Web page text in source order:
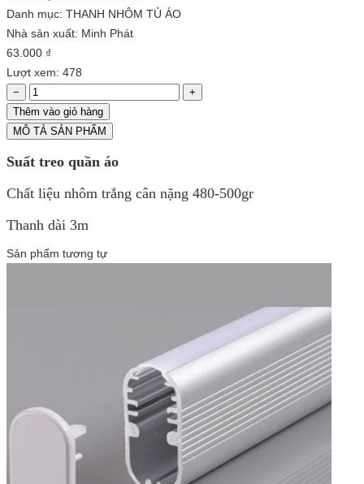
Danh mục: THANH NHÔM TỦ ÁO
Nhà sản xuất: Minh Phát
63.000 ₫
Lượt xem: 478
−
+
Thêm vào giỏ hàng
MÔ TẢ SẢN PHẨM
Suất treo quần áo
Chất liệu nhôm trắng cân nặng 480-500gr
Thanh dài 3m
Sản phẩm tương tự